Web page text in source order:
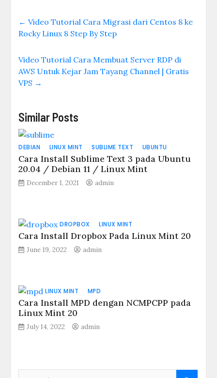
← Video Tutorial Cara Migrasi dari Centos 8 ke
Rocky Linux 8 Step By Step
Video Tutorial Cara Membuat Server RDP di
AWS Untuk Kejar Jam Tayang Channel | Gratis
VPS →
Similar Posts
DEBIAN LINUX MINT SUBLIME TEXT UBUNTU
Cara Install Sublime Text 3 pada Ubuntu
20.04 / Debian 11 / Linux Mint
December 1, 2021 admin
DROPBOX LINUX MINT
Cara Install Dropbox Pada Linux Mint 20
June 19, 2022 admin
LINUX MINT MPD
Cara Install MPD dengan NCMPCPP pada
Linux Mint 20
July 14, 2022 admin